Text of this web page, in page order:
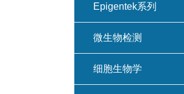
Epigentek系列
微生物检测
细胞生物学